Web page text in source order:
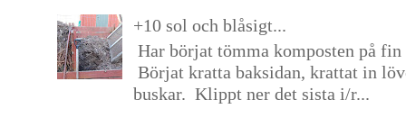
+10 sol och blåsigt...
Har börjat tömma komposten på
Börjat kratta baksidan, krattat in
buskar. Klippt ner det sista i/r...